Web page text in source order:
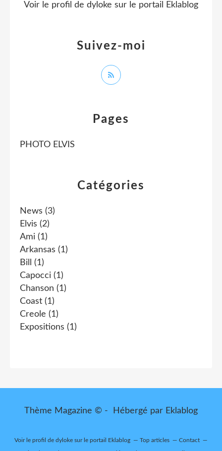
Catégories
News (3)
Elvis (2)
Ami (1)
Arkansas (1)
Bill
(1)
Capocci (1)
Chanson (1)
Coast (1)
Creole (1)
Expositions (1)
Pages
PHOTO ELVIS
Suivez-moi
Voir le profil de dyloke sur le portail Eklablog
Thème Magazine © - Hébergé par Eklablog
Voir le profil de dyloke sur le portail Eklablog Top articles Contact